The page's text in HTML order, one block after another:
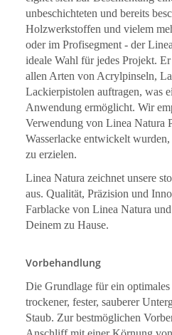
unbeschichteten und bereits
Holzwerkstoffen und vielem
oder im Profisegment - der
ideale Wahl für jedes Projekt.
allen Arten von Acrylpinseln,
Lackierpistolen auftragen, was
Anwendung ermöglicht. Wir
Verwendung von Linea Natura
Wasserlacke entwickelt
zu erzielen.
Linea Natura zeichnet unsere
aus. Qualität, Präzision und
Farblacke von Linea Natura
Deinem zu Hause.
Vorbehandlung
Die Grundlage für ein
trockener, fester, sauberer
Staub. Zur bestmöglichen